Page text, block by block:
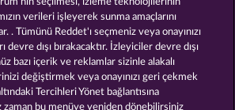
BACK TO THE FRUITS ROAR
verileri işleyerek sunma amaçlarını
. Tümünü Reddet'ı seçmeniz veya onayınızı
devre dışı bırakacaktır. İzleyiciler devre dışı
bazı içerik ve reklamlar sizinle alakalı
değiştirmek veya onayınızı geri çekmek
Tercihleri Yönet bağlantısına
zaman bu menüye yeniden dönebilirsiniz